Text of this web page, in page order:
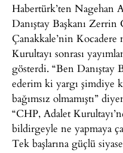
Habertürk’ten Nagehan
Danıştay Başkanı
Çanakkale’nin
Kurultayı sonrası
gösterdi. “Ben Danıştay
ederim ki yargı şimdiye
bağımsız olmamıştı”
“CHP, Adalet
bildirgeyle ne yapmaya
Tek başlarına güçlü